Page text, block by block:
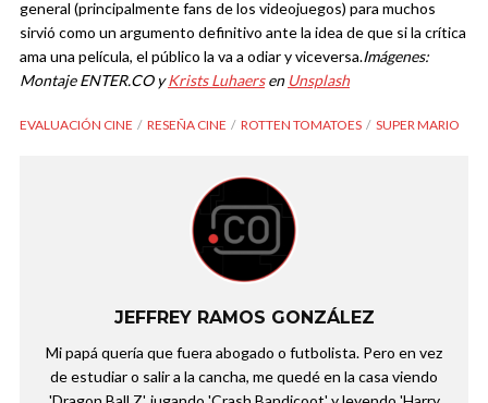
general (principalmente fans de los videojuegos) para muchos
sirvió como un argumento definitivo ante la idea de que si la crítica
ama una película, el público la va a odiar y viceversa.Imágenes:
Montaje ENTER.CO yKrists Luhaersen Unsplash
EVALUACIÓN CINE RESEÑA CINE ROTTEN TOMATOES SUPER MARIO
JEFFREY RAMOS GONZÁLEZ
Mi papá quería que fuera abogado o futbolista. Pero en vez
de estudiar o salir a la cancha, me quedé en la casa viendo